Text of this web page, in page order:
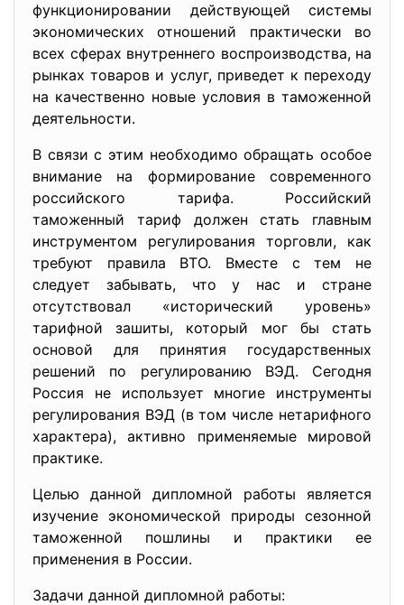
функционировании действующей системы
экономических отношений практически во
всех сферах внутреннего воспроизводства, на
рынках товаров и услуг, приведет к переходу
на качественно новые условия в таможенной
деятельности.
В связи с этим необходимо обращать особое
внимание на формирование современного
российского тарифа. Российский
таможенный тариф должен стать главным
инструментом регулирования торговли, как
требуют правила ВТО. Вместе с тем не
следует забывать, что у нас и стране
отсутствовал «исторический уровень»
тарифной зашиты, который мог бы стать
основой для принятия государственных
решений по регулированию ВЭД. Сегодня
Россия не использует многие инструменты
регулирования ВЭД (в том числе нетарифного
характера), активно применяемые мировой
практике.
Целью данной дипломной работы является
изучение экономической природы сезонной
таможенной пошлины и практики ее
применения в России.
Задачи данной дипломной работы: